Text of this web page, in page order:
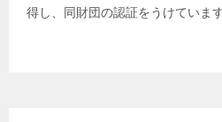
得し、同財団の認証をうけています